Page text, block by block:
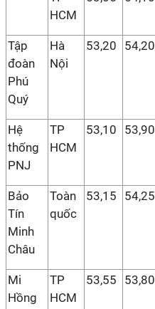
HCM
Tập
đoàn
Phú
Quý
Hà
Nội
53,20 54,20
Hệ
thống
PNJ
TP
HCM
53,10 53,90
Bảo
Tín
Minh
Châu
Toàn
quốc
53,15 54,25
Mi
Hồng
TP
HCM
53,55 53,80